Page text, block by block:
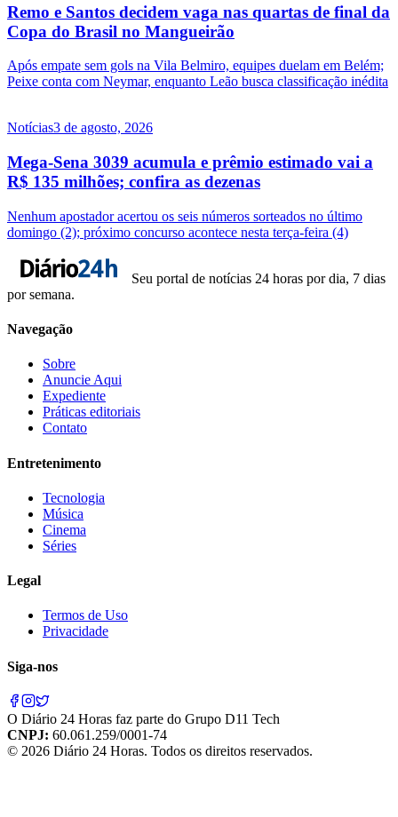
Remo e Santos decidem vaga nas quartas de final da
Copa do Brasil no Mangueirão
Após empate sem gols na Vila Belmiro, equipes duelam em Belém;
Peixe conta com Neymar, enquanto Leão busca classificação inédita
Notícias3 de agosto, 2026
Mega-Sena 3039 acumula e prêmio estimado vai a
R$ 135 milhões; confira as dezenas
Nenhum apostador acertou os seis números sorteados no último
domingo (2); próximo concurso acontece nesta terça-feira (4)
Seu portal de notícias 24 horas por dia, 7 dias
por semana.
Navegação
Sobre
Anuncie Aqui
Expediente
Práticas editoriais
Contato
Entretenimento
Tecnologia
Música
Cinema
Séries
Legal
Termos de Uso
Privacidade
Siga-nos
O Diário 24 Horas faz parte do Grupo D11 Tech
CNPJ: 60.061.259/0001-74
© 2026 Diário 24 Horas. Todos os direitos reservados.